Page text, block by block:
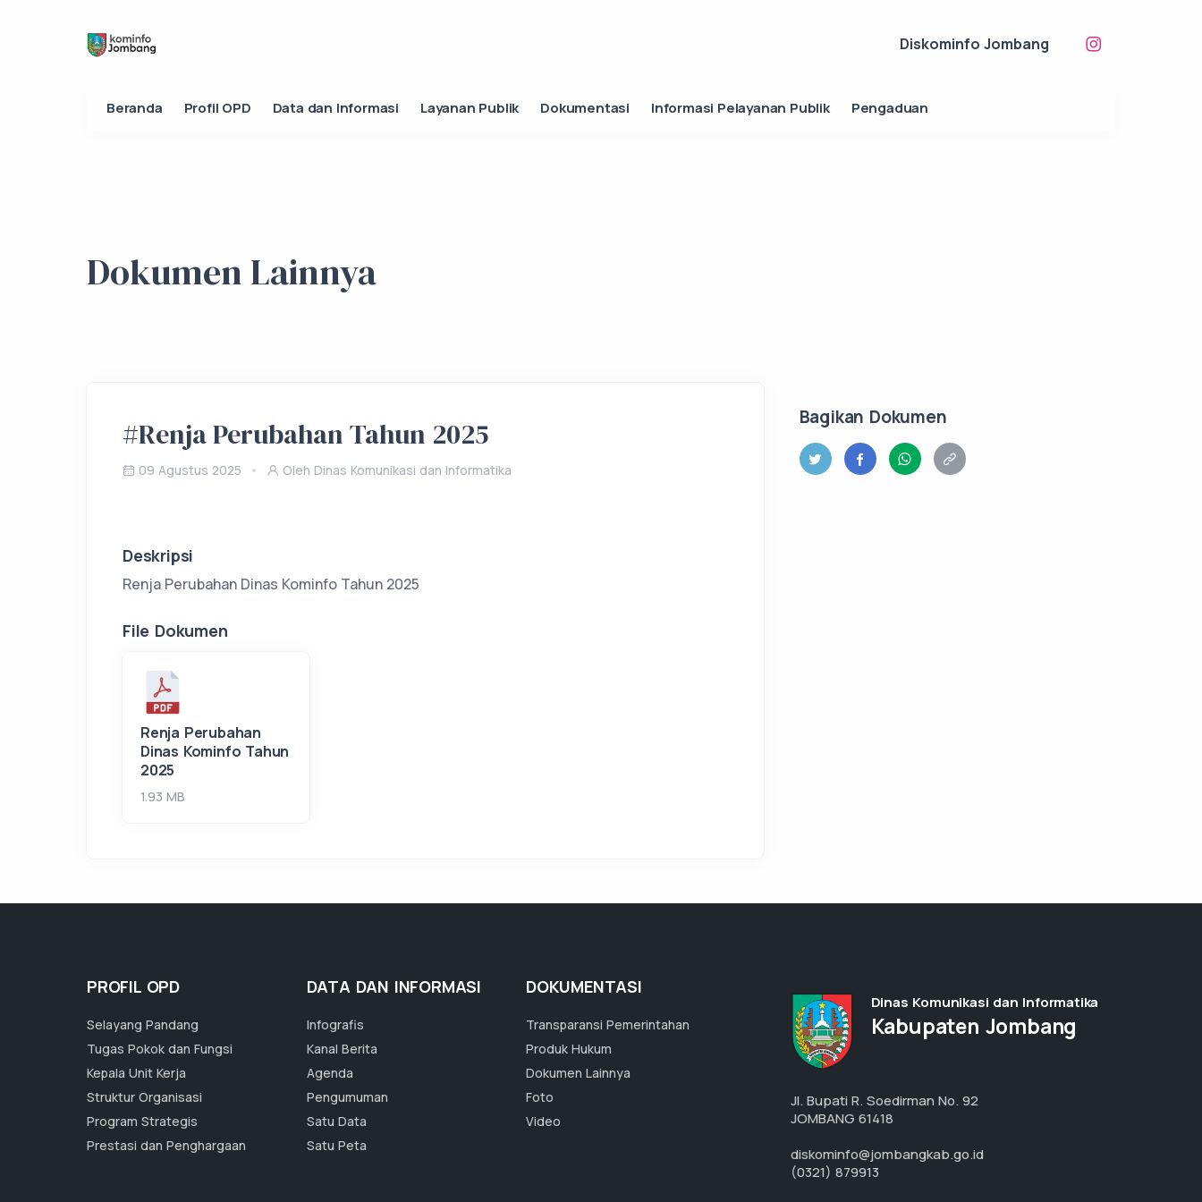
Diskominfo Jombang
Beranda Profil OPD Data dan Informasi Layanan Publik Dokumentasi Informasi Pelayanan Publik Pengaduan
Dokumen Lainnya
#Renja Perubahan Tahun 2025
09 Agustus 2025 Oleh Dinas Komunikasi dan Informatika
Deskripsi
Renja Perubahan Dinas Kominfo Tahun 2025
File Dokumen
Renja Perubahan
Dinas Kominfo Tahun
2025
1.93 MB
Bagikan Dokumen
PROFIL OPD
Selayang Pandang
Tugas Pokok dan Fungsi
Kepala Unit Kerja
Struktur Organisasi
Program Strategis
Prestasi dan Penghargaan
DATA DAN INFORMASI
Infografis
Kanal Berita
Agenda
Pengumuman
Satu Data
Satu Peta
DOKUMENTASI
Transparansi Pemerintahan
Produk Hukum
Dokumen Lainnya
Foto
Video
Dinas Komunikasi dan Informatika
Kabupaten Jombang
Jl. Bupati R. Soedirman No. 92
JOMBANG 61418
diskominfo@jombangkab.go.id
(0321) 879913